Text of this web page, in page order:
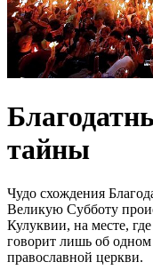
тайны
Чудо схождения
Великую Субботу
Кулуквии, на месте,
говорит лишь об
православной церкви.